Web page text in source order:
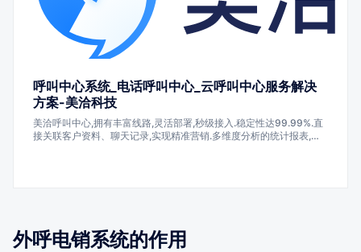
呼叫中心系统_电话呼叫中心_云呼叫中心服务解决
方案-美洽科技
美洽呼叫中心,拥有丰富线路,灵活部署,秒级接入.稳定性达99.99%.直
接关联客户资料、聊天记录,实现精准营销.多维度分析的统计报表,有
外呼电销系统的作用